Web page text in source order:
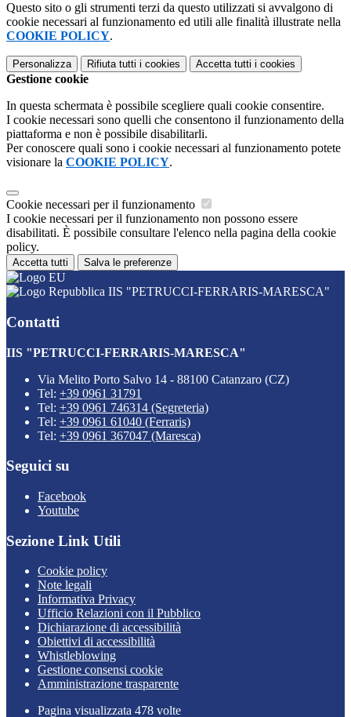
Questo sito o gli strumenti terzi da questo utilizzati si avvalgono di
cookie necessari al funzionamento ed utili alle finalità illustrate nella
COOKIE POLICY.
Personalizza Rifiuta tutti i cookies Accetta tutti i cookies
Gestione cookie
In questa schermata è possibile scegliere quali cookie consentire.
I cookie necessari sono quelli che consentono il funzionamento della
piattaforma e non è possibile disabilitarli.
Per conoscere quali sono i cookie necessari al funzionamento potete
visionare la COOKIE POLICY.
Cookie necessari per il funzionamento
I cookie necessari per il funzionamento non possono essere
disabilitati. È possibile consultare l'elenco nella pagina della cookie
policy.
Accetta tutti Salva le preferenze
IIS "PETRUCCI-FERRARIS-MARESCA"
Contatti
IIS "PETRUCCI-FERRARIS-MARESCA"
Via Melito Porto Salvo 14 - 88100 Catanzaro (CZ)
Tel: +39 0961 31791
Tel: +39 0961 746314 (Segreteria)
Tel: +39 0961 61040 (Ferraris)
Tel: +39 0961 367047 (Maresca)
Seguici su
Facebook
Youtube
Sezione Link Utili
Cookie policy
Note legali
Informativa Privacy
Ufficio Relazioni con il Pubblico
Dichiarazione di accessibilità
Obiettivi di accessibilità
Whistleblowing
Gestione consensi cookie
Amministrazione trasparente
Pagina visualizzata 478 volte